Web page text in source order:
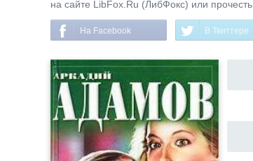
на сайте LibFox.Ru (ЛибФокс) или
На Facebook В Твиттере